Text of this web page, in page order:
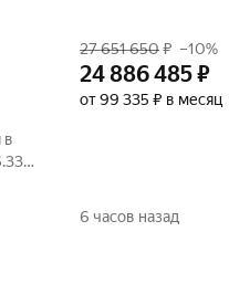
в
27 651 650₽ –10%
24 886 485₽
от 99 335 ₽ в месяц
6 часов назад